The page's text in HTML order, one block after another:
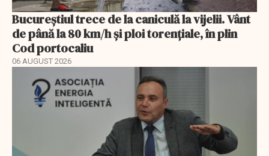
Bucureștiul trece de la caniculă la vijelii. Vânt
de până la 80 km/h și ploi torențiale, în plin
Cod portocaliu
06 AUGUST 2026